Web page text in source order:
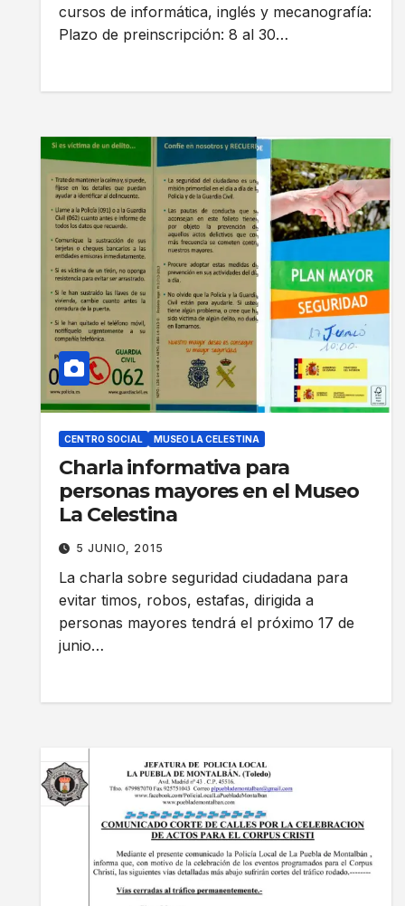
cursos de informática, inglés y mecanografía:
Plazo de preinscripción: 8 al 30…
CENTRO SOCIAL MUSEO LA CELESTINA
Charla informativa para
personas mayores en el Museo
La Celestina
5 JUNIO, 2015
La charla sobre seguridad ciudadana para
evitar timos, robos, estafas, dirigida a
personas mayores tendrá el próximo 17 de
junio…